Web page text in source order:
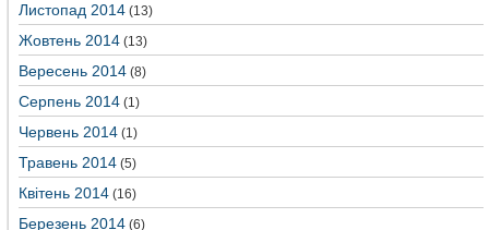
Листопад 2014 (13)
Жовтень 2014 (13)
Вересень 2014 (8)
Серпень 2014 (1)
Червень 2014 (1)
Травень 2014 (5)
Квітень 2014 (16)
Березень 2014 (6)